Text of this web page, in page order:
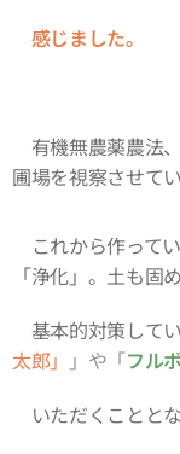
感じました。
有機無農薬農法
圃場を視察させて
これから作って
「浄化」。土も固
基本的対策して
太郎」 」や「フル
いただくことと